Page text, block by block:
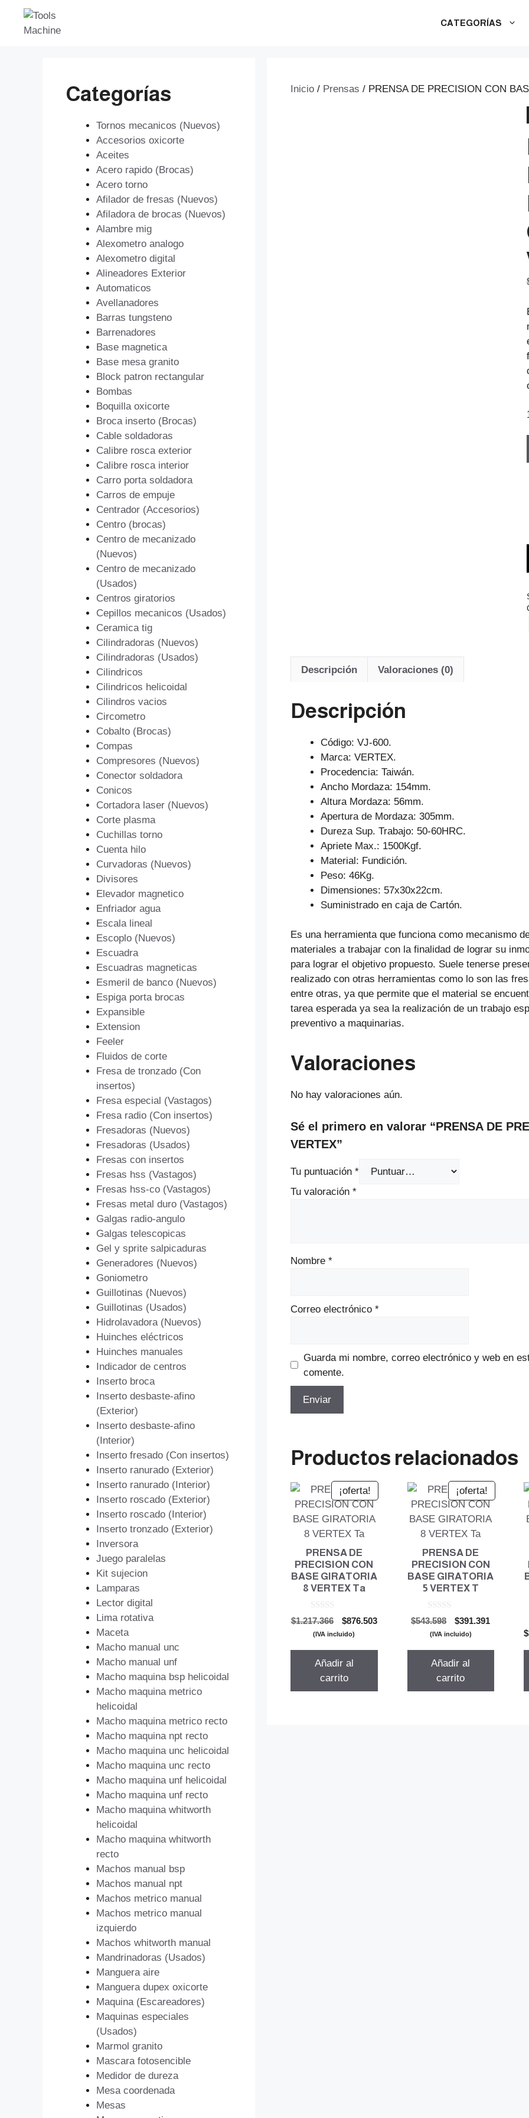
Saltar
contenido
CATEGORÍAS
Inicio / Prensas / PRENSA DE PRECISION CON
Descripción Valoraciones (0)
Descripción
Código: VJ-600.
Marca: VERTEX.
Procedencia: Taiwán.
Ancho Mordaza: 154mm.
Altura Mordaza: 56mm.
Apertura de Mordaza: 305mm.
Dureza Sup. Trabajo: 50-60HRC.
Apriete Max.: 1500Kgf.
Material: Fundición.
Peso: 46Kg.
Dimensiones: 57x30x22cm.
Suministrado en caja de Cartón.
Es una herramienta que funciona como mecanismo
materiales a trabajar con la finalidad de lograr su
para lograr el objetivo propuesto. Suele tenerse
realizado con otras herramientas como lo son las
entre otras, ya que permite que el material se
tarea esperada ya sea la realización de un trabajo
preventivo a maquinarias.
Valoraciones
No hay valoraciones aún.
Sé el primero en valorar “PRENSA DE
VERTEX”
Tu puntuación *
Tu valoración *
Nombre *
Correo electrónico *
Guarda mi nombre, correo electrónico y web en
comente.
Productos relacionados
¡oferta!
PRENSA DE
PRECISION CON
BASE GIRATORIA
8 VERTEX Ta
0
d
e
$1.217.366
El
precio
era:
$1.217.366.
$876.503El
(IVA incluido)
Añadir al
carrito
¡oferta!
PRENSA DE
PRECISION CON
BASE GIRATORIA
5 VERTEX T
0
d
e
$543.598
El
precio
era:
$543.598.
$391.391
(IVA incluido)
Añadir al
carrito
$
Categorías
Tornos mecanicos (Nuevos)
Accesorios oxicorte
Aceites
Acero rapido (Brocas)
Acero torno
Afilador de fresas (Nuevos)
Afiladora de brocas (Nuevos)
Alambre mig
Alexometro analogo
Alexometro digital
Alineadores Exterior
Automaticos
Avellanadores
Barras tungsteno
Barrenadores
Base magnetica
Base mesa granito
Block patron rectangular
Bombas
Boquilla oxicorte
Broca inserto (Brocas)
Cable soldadoras
Calibre rosca exterior
Calibre rosca interior
Carro porta soldadora
Carros de empuje
Centrador (Accesorios)
Centro (brocas)
Centro de mecanizado
(Nuevos)
Centro de mecanizado
(Usados)
Centros giratorios
Cepillos mecanicos (Usados)
Ceramica tig
Cilindradoras (Nuevos)
Cilindradoras (Usados)
Cilindricos
Cilindricos helicoidal
Cilindros vacios
Circometro
Cobalto (Brocas)
Compas
Compresores (Nuevos)
Conector soldadora
Conicos
Cortadora laser (Nuevos)
Corte plasma
Cuchillas torno
Cuenta hilo
Curvadoras (Nuevos)
Divisores
Elevador magnetico
Enfriador agua
Escala lineal
Escoplo (Nuevos)
Escuadra
Escuadras magneticas
Esmeril de banco (Nuevos)
Espiga porta brocas
Expansible
Extension
Feeler
Fluidos de corte
Fresa de tronzado (Con
insertos)
Fresa especial (Vastagos)
Fresa radio (Con insertos)
Fresadoras (Nuevos)
Fresadoras (Usados)
Fresas con insertos
Fresas hss (Vastagos)
Fresas hss-co (Vastagos)
Fresas metal duro (Vastagos)
Galgas radio-angulo
Galgas telescopicas
Gel y sprite salpicaduras
Generadores (Nuevos)
Goniometro
Guillotinas (Nuevos)
Guillotinas (Usados)
Hidrolavadora (Nuevos)
Huinches eléctricos
Huinches manuales
Indicador de centros
Inserto broca
Inserto desbaste-afino
(Exterior)
Inserto desbaste-afino
(Interior)
Inserto fresado (Con insertos)
Inserto ranurado (Exterior)
Inserto ranurado (Interior)
Inserto roscado (Exterior)
Inserto roscado (Interior)
Inserto tronzado (Exterior)
Inversora
Juego paralelas
Kit sujecion
Lamparas
Lector digital
Lima rotativa
Maceta
Macho manual unc
Macho manual unf
Macho maquina bsp helicoidal
Macho maquina metrico
helicoidal
Macho maquina metrico recto
Macho maquina npt recto
Macho maquina unc helicoidal
Macho maquina unc recto
Macho maquina unf helicoidal
Macho maquina unf recto
Macho maquina whitworth
helicoidal
Macho maquina whitworth
recto
Machos manual bsp
Machos manual npt
Machos metrico manual
Machos metrico manual
izquierdo
Machos whitworth manual
Mandrinadoras (Usados)
Manguera aire
Manguera dupex oxicorte
Maquina (Escareadores)
Maquinas especiales
(Usados)
Marmol granito
Mascara fotosencible
Medidor de dureza
Mesa coordenada
Mesas